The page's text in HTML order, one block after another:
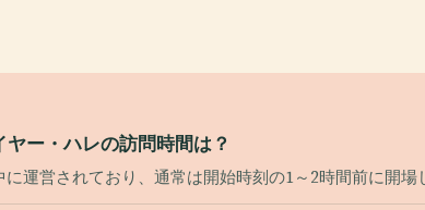
ー・ハレの訪問時間は？
運営されており、通常は開始時刻の1～2時間前に開場